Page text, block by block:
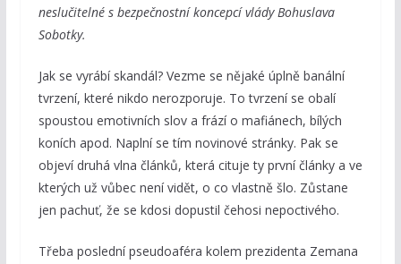
neslučitelné s bezpečnostní koncepcí vlády Bohuslava
Sobotky.
Jak se vyrábí skandál? Vezme se nějaké úplně banální
tvrzení, které nikdo nerozporuje. To tvrzení se obalí
spoustou emotivních slov a frází o mafiánech, bílých
koních apod. Naplní se tím novinové stránky. Pak se
objeví druhá vlna článků, která cituje ty první články a ve
kterých už vůbec není vidět, o co vlastně šlo. Zůstane
jen pachuť, že se kdosi dopustil čehosi nepoctivého.
Třeba poslední pseudoaféra kolem prezidenta Zemana